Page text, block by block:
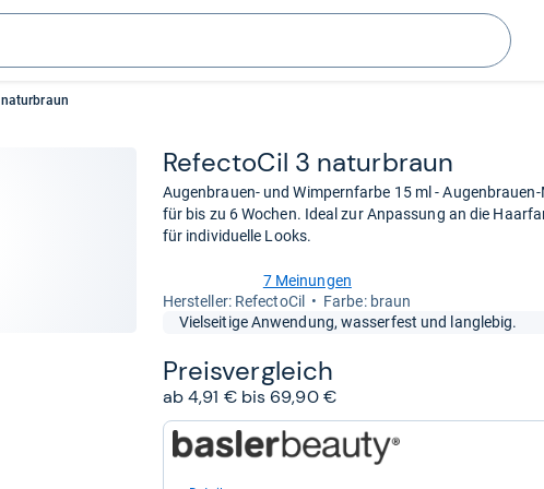
Suchen
naturbraun
Refec­to­Cil 3 natur­braun
Augenbrauen- und Wimpernfarbe 15 ml -
für bis zu 6 Wochen. Ideal zur Anpassung an die
für individuelle Looks.
von
7 Meinungen
Her­stel­ler: RefectoCil
Farbe: braun
Vielseitige Anwendung, wasserfest und langlebig.
Preis­ver­gleich
ab 4,91 € bis 69,90 €
zum
Shop: